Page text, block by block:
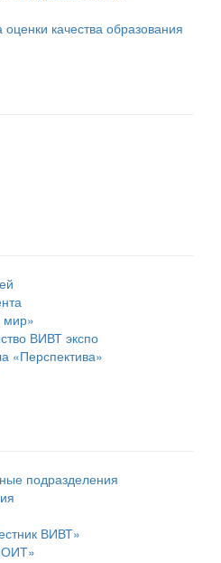
качества образования
мир»
ВИВТ экспо
«Перспектива»
подразделения
ВИВТ»